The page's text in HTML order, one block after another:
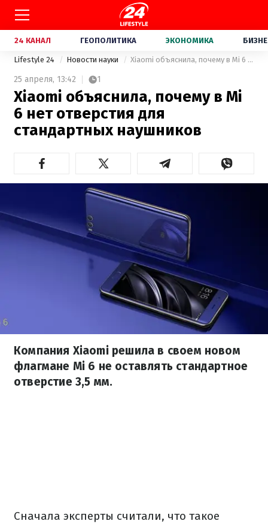
24 КАНАЛ ГЕОПОЛИТИКА ЭКОНОМИКА
Lifestyle 24 Новости науки Xiaomi объяснила, почему в Mi 6 нет отверстия для стандартных наушников
25 апреля, 13:42 1
Xiaomi объяснила, почему в Mi
6 нет отверстия для
стандартных наушников
Компания Xiaomi решила в своем новом
флагмане Mi 6 не оставлять стандартное
отверстие 3,5 мм.
Сначала эксперты считали, что такое